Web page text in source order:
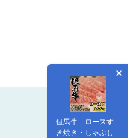
但馬牛 ロースす
き焼き・しゃぶし